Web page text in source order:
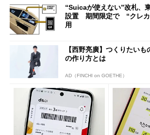
“Suicaが使えない”改札、
設置 期間限定で “クレカ
用
【西野亮廣】つくりたい
の作り方とは
AD（FINCHI on GOETHE）